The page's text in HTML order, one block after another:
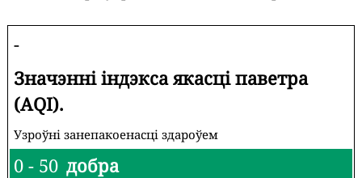
-
Значэнні індэкса якасці паветра
(AQI).
Узроўні занепакоенасці здароўем
0 - 50 добра